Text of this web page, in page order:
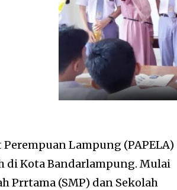
Lampung (PAPELA)
di Kota Bandarlampung. Mulai
Prrtama (SMP) dan Sekolah